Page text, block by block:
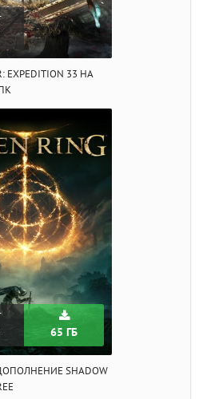
EXPEDITION 33 НА
65 ГБ
SHADOW